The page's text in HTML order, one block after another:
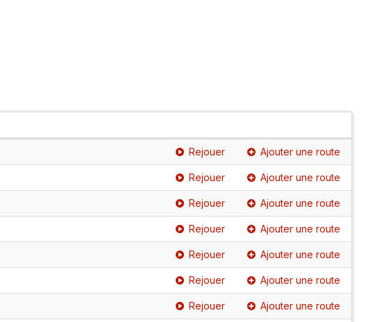
Rejouer Ajouter une route
Rejouer Ajouter une route
Rejouer Ajouter une route
Rejouer Ajouter une route
Rejouer Ajouter une route
Rejouer Ajouter une route
Rejouer Ajouter une route